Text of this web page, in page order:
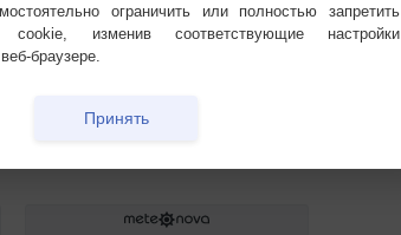
ограничить или полностью запретить
cookie, изменив соответствующие настройки
браузере.
Принять